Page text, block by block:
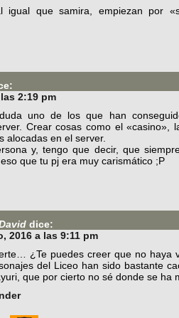
igual que samira, empiezan por
2:19 pm
uno de los que han
Crear cosas como el «casino»,
alocadas en el server.
y, tengo que decir, que
que tu pj era muy carismático ;P
dice:
2016 a las 9:11 pm
¿Te puedes creer que no haya
del Liceo han sido bastante
que por cierto no sé donde se ha